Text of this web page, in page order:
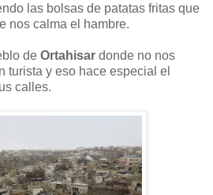
las bolsas de patatas fritas que
nos calma el hambre.
de Ortahisar donde no nos
turista y eso hace especial el
calles.